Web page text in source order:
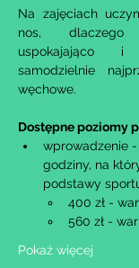
Na zajęciach
nos, dlaczego
uspokajająco i
samodzielnie
węchowe.
Dostępne poziomy
wprowadzenie
godziny, na
podstawy
400 zł -
560 zł -
Pokaż więcej